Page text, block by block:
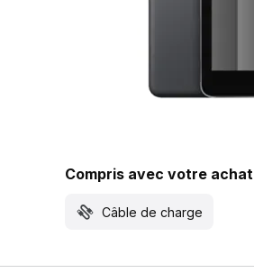
Compris avec votre achat
Câble de charge